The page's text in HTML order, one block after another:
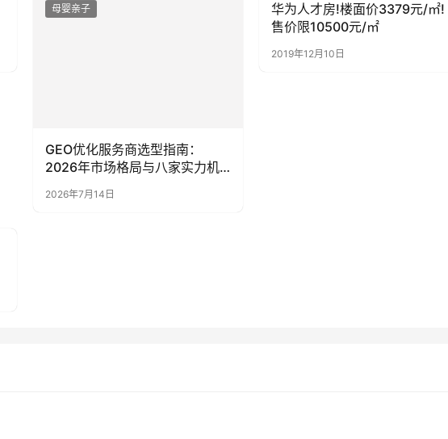
母婴亲子
GEO优化服务商选型指南：
2026年市场格局与八家实力机
2026年7月14日
母婴亲子
华为人才房!楼面价3379元/㎡!
售价限10500元/㎡
2019年12月10日